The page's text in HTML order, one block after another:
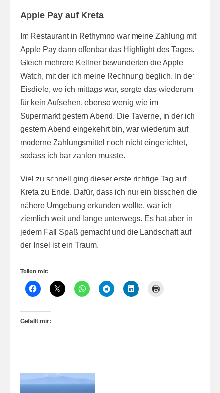
Apple Pay auf Kreta
Im Restaurant in Rethymno war meine Zahlung mit
Apple Pay dann offenbar das Highlight des Tages.
Gleich mehrere Kellner bewunderten die Apple
Watch, mit der ich meine Rechnung beglich. In der
Eisdiele, wo ich mittags war, sorgte das wiederum
für kein Aufsehen, ebenso wenig wie im
Supermarkt gestern Abend. Die Taverne, in der ich
gestern Abend eingekehrt bin, war wiederum auf
moderne Zahlungsmittel noch nicht eingerichtet,
sodass ich bar zahlen musste.
Viel zu schnell ging dieser erste richtige Tag auf
Kreta zu Ende. Dafür, dass ich nur ein bisschen die
nähere Umgebung erkunden wollte, war ich
ziemlich weit und lange unterwegs. Es hat aber in
jedem Fall Spaß gemacht und die Landschaft auf
der Insel ist ein Traum.
Teilen mit:
Gefällt mir: